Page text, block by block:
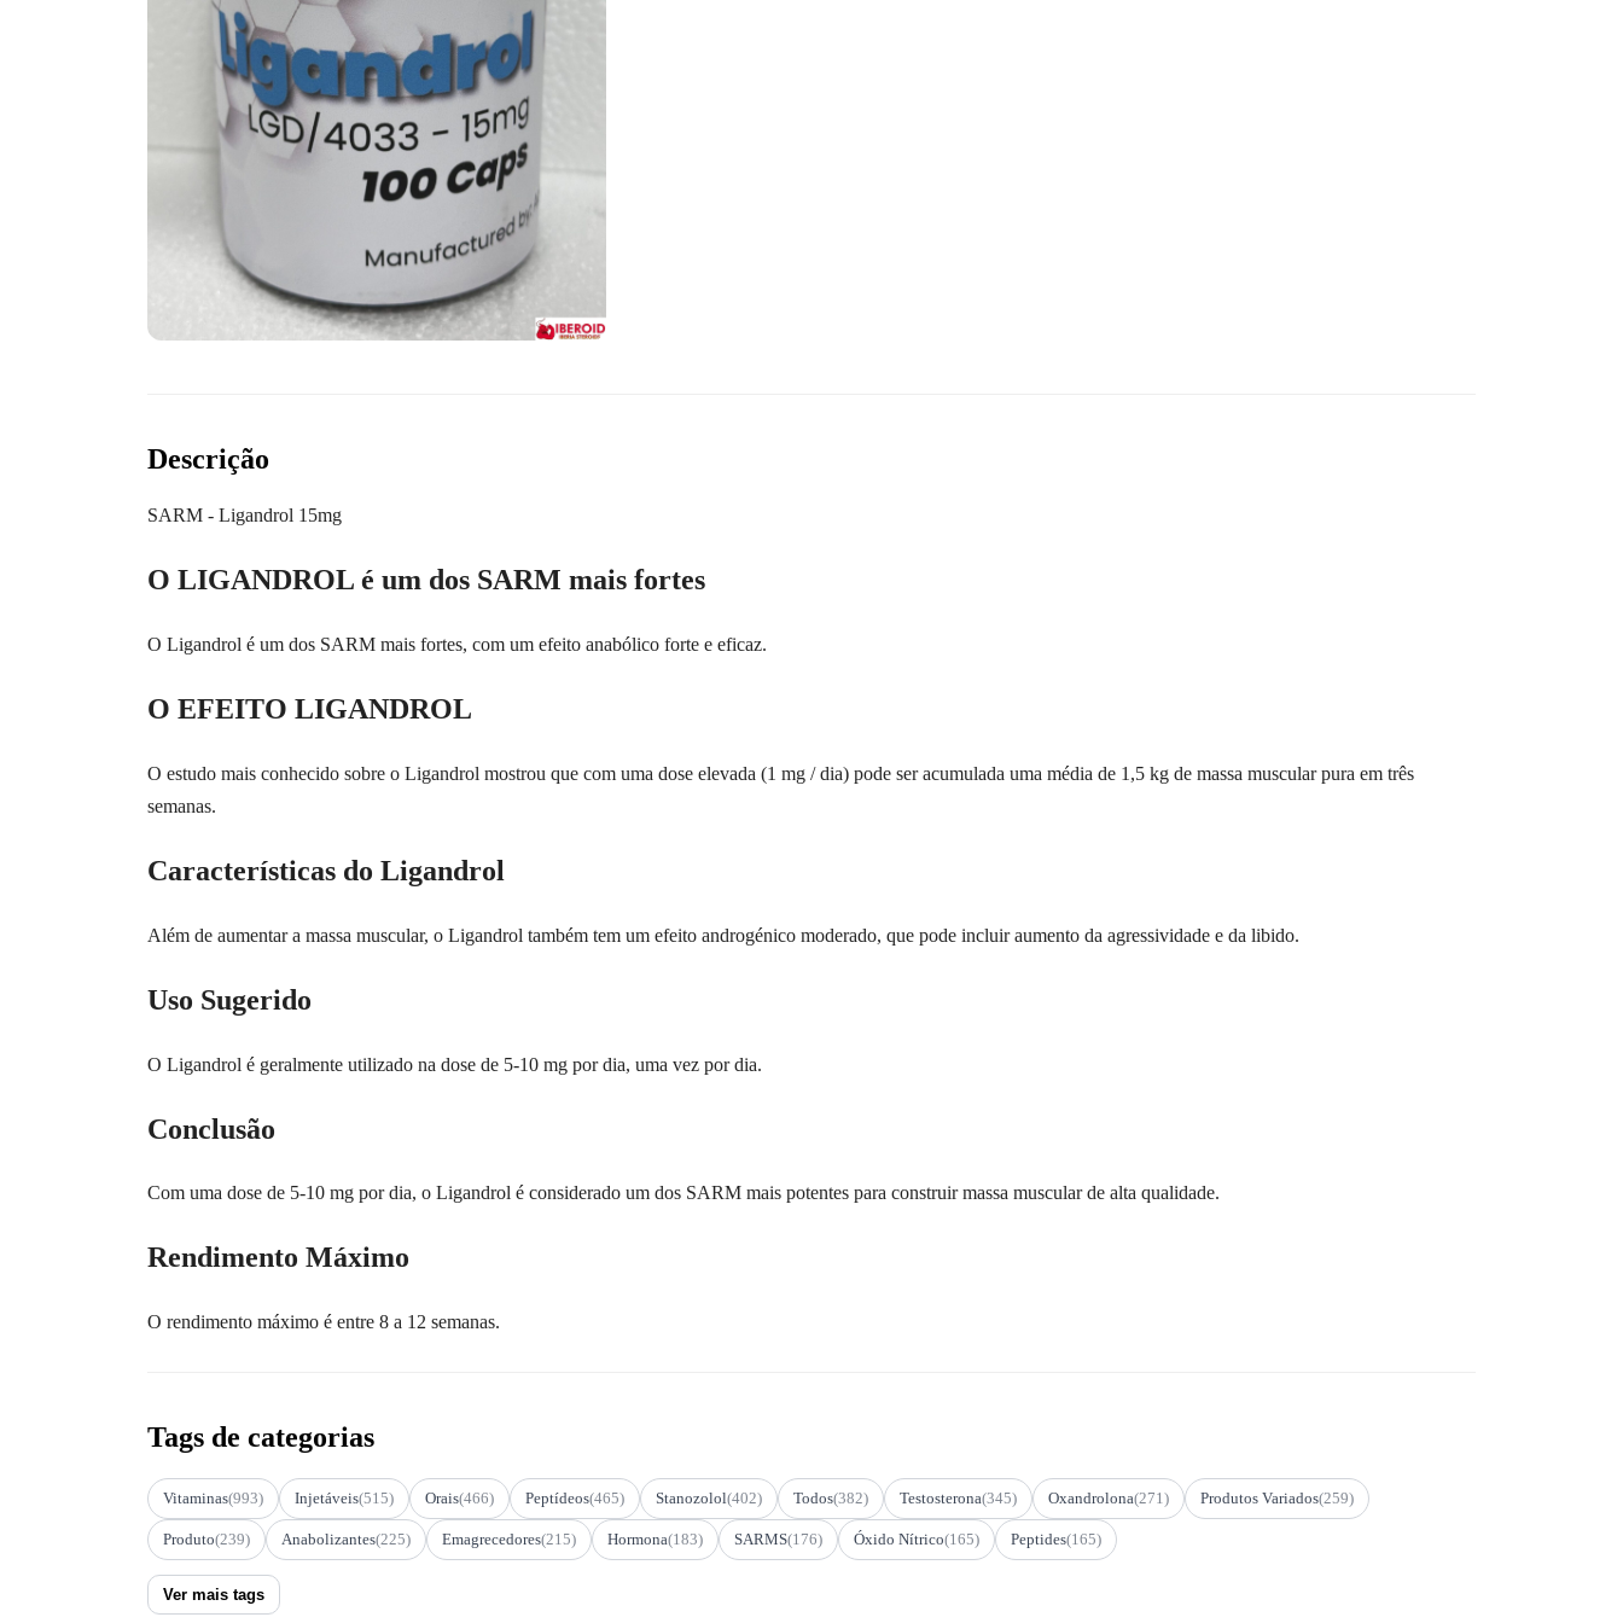
Descrição
SARM - Ligandrol 15mg
O LIGANDROL é um dos SARM mais fortes
O Ligandrol é um dos SARM mais fortes, com um efeito anabólico forte e eficaz.
O EFEITO LIGANDROL
O estudo mais conhecido sobre o Ligandrol mostrou que com uma dose elevada (1 mg / dia) pode ser acumulada uma média de 1,5 kg de massa muscular pura em três
semanas.
Características do Ligandrol
Além de aumentar a massa muscular, o Ligandrol também tem um efeito androgénico moderado, que pode incluir aumento da agressividade e da libido.
Uso Sugerido
O Ligandrol é geralmente utilizado na dose de 5-10 mg por dia, uma vez por dia.
Conclusão
Com uma dose de 5-10 mg por dia, o Ligandrol é considerado um dos SARM mais potentes para construir massa muscular de alta qualidade.
Rendimento Máximo
O rendimento máximo é entre 8 a 12 semanas.
Tags de categorias
Vitaminas(993) Injetáveis(515) Orais(466) Peptídeos(465) Stanozolol(402) Todos(382) Testosterona(345) Oxandrolona(271) Produtos Variados(259)
Produto(239) Anabolizantes(225) Emagrecedores(215) Hormona(183) SARMS(176) Óxido Nítrico(165) Peptides(165)
Ver mais tags